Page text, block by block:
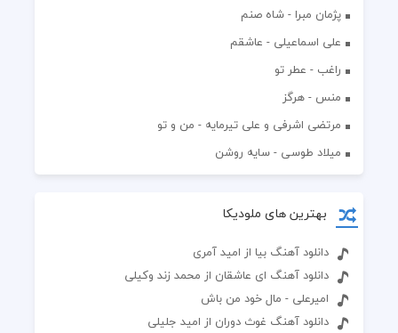
پژمان مبرا - شاه صنم
علی اسماعیلی - عاشقم
راغب - عطر تو
منس - هرگز
مرتضی اشرفی و علی تیرمایه - من و تو
میلاد طوسی - سایه روشن
بهترین های ملودیکا
دانلود آهنگ بیا از امید آمری
دانلود آهنگ ای عاشقان از محمد زند وکیلی
امیرعلی - مال خود من باش
دانلود آهنگ غوث دوران از امید جلیلی